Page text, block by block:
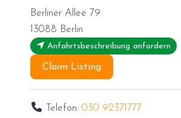
Berliner Allee 79
13088 Berlin
Anfahrtsbeschreibung anfordern
Claim Listing
Telefon:030 92371777